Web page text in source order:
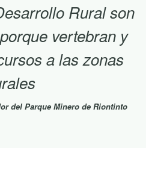
Rural son
vertebran y
a las zonas
del Parque Minero de Riontinto